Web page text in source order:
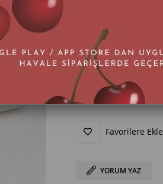
BEDEN
37
Favorilere Ekle
YORUM YAZ